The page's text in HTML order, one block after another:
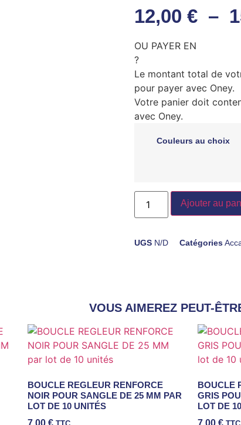
12,00 € –
OU PAYER EN
?
Le montant total de
pour payer avec Oney.
Votre panier doit
avec Oney.
Couleurs au choix
Ajouter au
UGS N/D Catégories
VOUS AIMEREZ PEUT-
BOUCLE REGLEUR RENFORCE
NOIR POUR SANGLE DE 25 MM PAR
LOT DE 10 UNITÉS
7,00 €
BOUCLE
GRIS
LOT DE
7,00 €